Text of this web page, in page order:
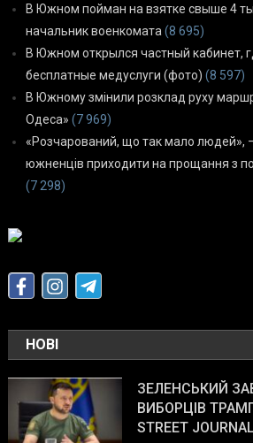
В Южном пойман на взятке свыше 4
начальник военкомата (8 695)
В Южном открылся частный кабинет,
бесплатные медуслуги (фото) (8 597)
В Южному змінили розклад руху
Одеса» (7 969)
«Розчарований, що так мало людей»,
южненців приходити на прощання з
(7 298)
НОВІ
ЗЕЛЕНСЬКИЙ
ВИБОРЦІВ
STREET